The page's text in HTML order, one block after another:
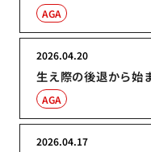
AGA
生え際の後退から始
2026.04.20
AGA
2026.04.17